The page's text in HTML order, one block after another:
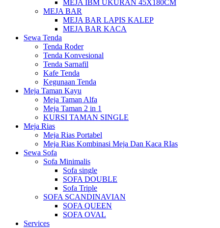
MEJA IBM UKURAN 45X180CM
MEJA BAR
MEJA BAR LAPIS KALEP
MEJA BAR KACA
Sewa Tenda
Tenda Roder
Tenda Konvesional
Tenda Sarnafil
Kafe Tenda
Kegunaan Tenda
Meja Taman Kayu
Meja Taman Alfa
Meja Taman 2 in 1
KURSI TAMAN SINGLE
Meja Rias
Meja Rias Portabel
Meja Rias Kombinasi Meja Dan Kaca RIas
Sewa Sofa
Sofa Minimalis
Sofa single
SOFA DOUBLE
Sofa Triple
SOFA SCANDINAVIAN
SOFA QUEEN
SOFA OVAL
Services